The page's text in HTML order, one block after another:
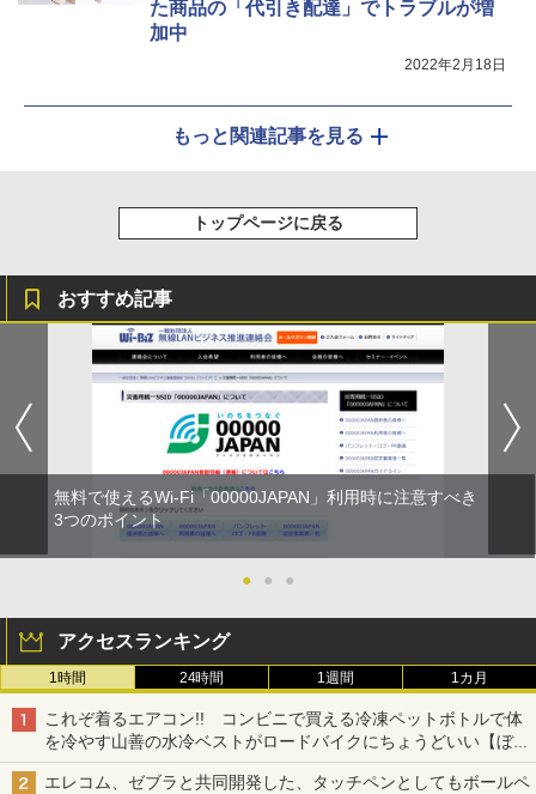
た商品の「代引き配達」でトラブルが増
加中
2022年2月18日
もっと関連記事を見る
トップページに戻る
おすすめ記事
無料で使えるWi-Fi「00000JAPAN」利用時に注意すべき
3つのポイント
● ● ●
アクセスランキング
1時間 24時間 1週間 1カ月
これぞ着るエアコン!! コンビニで買える冷凍ペットボトルで体
を冷やす山善の水冷ベストがロードバイクにちょうどいい【ぼっ
ち・ざ・ろーど！その14】【空いた時間でなにしてる？】
エレコム、ゼブラと共同開発した、タッチペンとしてもボールペ